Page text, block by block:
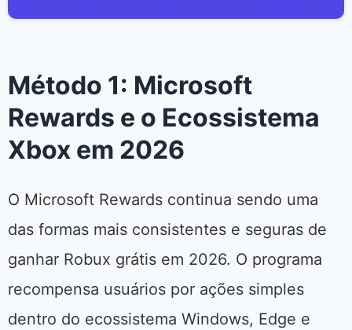
Método 1: Microsoft
Rewards e o Ecossistema
Xbox em 2026
O Microsoft Rewards continua sendo uma
das formas mais consistentes e seguras de
ganhar Robux grátis em 2026. O programa
recompensa usuários por ações simples
dentro do ecossistema Windows, Edge e